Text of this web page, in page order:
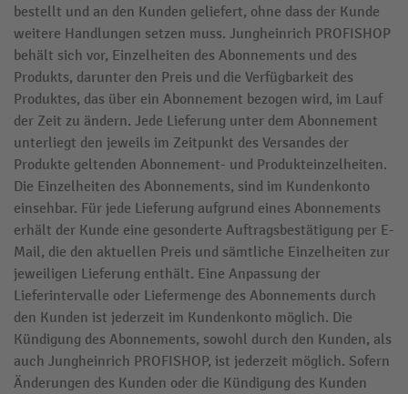
bestellt und an den Kunden geliefert, ohne dass der Kunde
weitere Handlungen setzen muss. Jungheinrich PROFISHOP
behält sich vor, Einzelheiten des Abonnements und des
Produkts, darunter den Preis und die Verfügbarkeit des
Produktes, das über ein Abonnement bezogen wird, im Lauf
der Zeit zu ändern. Jede Lieferung unter dem Abonnement
unterliegt den jeweils im Zeitpunkt des Versandes der
Produkte geltenden Abonnement- und Produkteinzelheiten.
Die Einzelheiten des Abonnements, sind im Kundenkonto
einsehbar. Für jede Lieferung aufgrund eines Abonnements
erhält der Kunde eine gesonderte Auftragsbestätigung per E-
Mail, die den aktuellen Preis und sämtliche Einzelheiten zur
jeweiligen Lieferung enthält. Eine Anpassung der
Lieferintervalle oder Liefermenge des Abonnements durch
den Kunden ist jederzeit im Kundenkonto möglich. Die
Kündigung des Abonnements, sowohl durch den Kunden, als
auch Jungheinrich PROFISHOP, ist jederzeit möglich. Sofern
Änderungen des Kunden oder die Kündigung des Kunden